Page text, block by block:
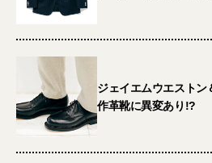
ジェイエムウエストン
作革靴に異変あり!?